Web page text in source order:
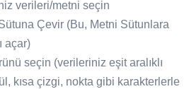
verileri/metni seçin
Çevir (Bu, Metni Sütunlara
açar)
seçin (verileriniz eşit aralıklı
kısa çizgi, nokta gibi karakterlerle